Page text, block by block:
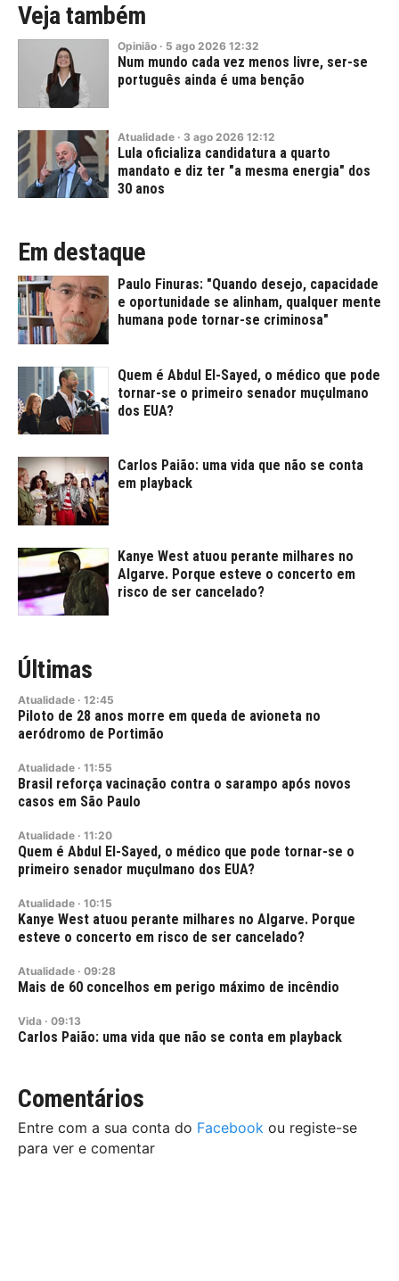
Veja também
Opinião · 5 ago 2026 12:32
Num mundo cada vez menos livre, ser-se
português ainda é uma benção
Atualidade · 3 ago 2026 12:12
Lula oficializa candidatura a quarto
mandato e diz ter "a mesma energia" dos
30 anos
Em destaque
Paulo Finuras: "Quando desejo, capacidade
e oportunidade se alinham, qualquer mente
humana pode tornar-se criminosa"
Quem é Abdul El-Sayed, o médico que pode
tornar-se o primeiro senador muçulmano
dos EUA?
Carlos Paião: uma vida que não se conta
em playback
Kanye West atuou perante milhares no
Algarve. Porque esteve o concerto em
risco de ser cancelado?
Últimas
Atualidade · 12:45
Piloto de 28 anos morre em queda de avioneta no
aeródromo de Portimão
Atualidade · 11:55
Brasil reforça vacinação contra o sarampo após novos
casos em São Paulo
Atualidade · 11:20
Quem é Abdul El-Sayed, o médico que pode tornar-se o
primeiro senador muçulmano dos EUA?
Atualidade · 10:15
Kanye West atuou perante milhares no Algarve. Porque
esteve o concerto em risco de ser cancelado?
Atualidade · 09:28
Mais de 60 concelhos em perigo máximo de incêndio
Vida · 09:13
Carlos Paião: uma vida que não se conta em playback
Comentários
Entre com a sua conta do Facebook ou registe-se
para ver e comentar